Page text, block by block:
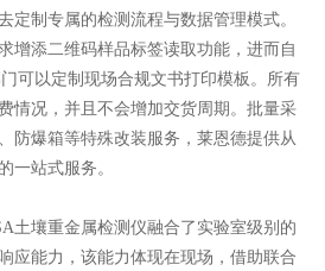
定制专属的检测流程与数据管理模式。
增添二维码样品标签读取功能，进而自
可以定制现场合规文书打印模板。所有
情况，并且不会增加交货周期。批量采
防爆箱等特殊改装服务，莱恩德提供从
一站式服务。
土壤重金属检测仪融合了实验室级别的
应能力，该能力体现在现场，借助联合